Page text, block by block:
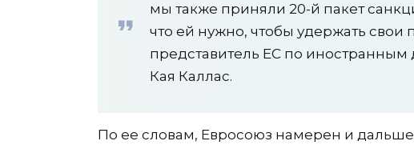
мы также приняли 20-й пакет
что ей нужно, чтобы удержать
представитель ЕС по иностранным
Кая Каллас.
По ее словам, Евросоюз намерен и дальше